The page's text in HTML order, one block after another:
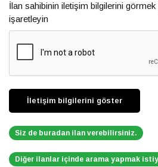
İlan sahibinin iletişim bilgilerini
işaretleyin
Siz de buradan ilan verebilirsiniz.
Diğer ilanlar içinde arama yapmak